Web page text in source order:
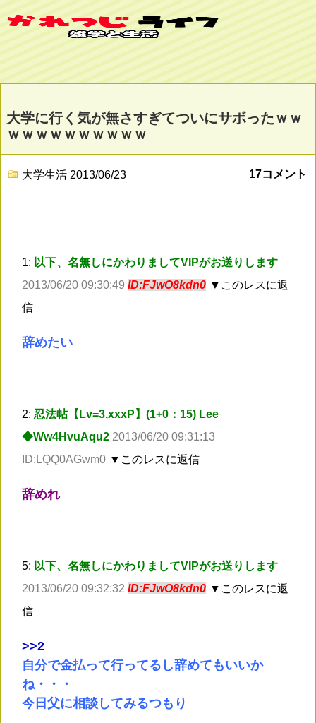
大学に行く気が無さすぎてついにサボったｗｗ
ｗｗｗｗｗｗｗｗｗｗ
大学生活 2013/06/23 17コメント
1: 以下、名無しにかわりましてVIPがお送りします
2013/06/20 09:30:49 ID:FJwO8kdn0 ▼このレスに返
信
辞めたい
2: 忍法帖【Lv=3,xxxP】(1+0：15) Lee
◆Ww4HvuAqu2 2013/06/20 09:31:13
ID:LQQ0AGwm0 ▼このレスに返信
辞めれ
5: 以下、名無しにかわりましてVIPがお送りします
2013/06/20 09:32:32 ID:FJwO8kdn0 ▼このレスに返
信
>>2
自分で金払って行ってるし辞めてもいいか
ね・・・
今日父に相談してみるつもり